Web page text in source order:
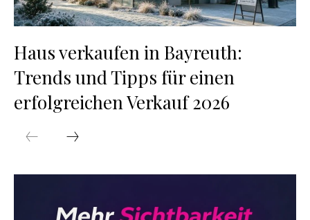
Haus verkaufen in Bayreuth:
Trends und Tipps für einen
erfolgreichen Verkauf 2026